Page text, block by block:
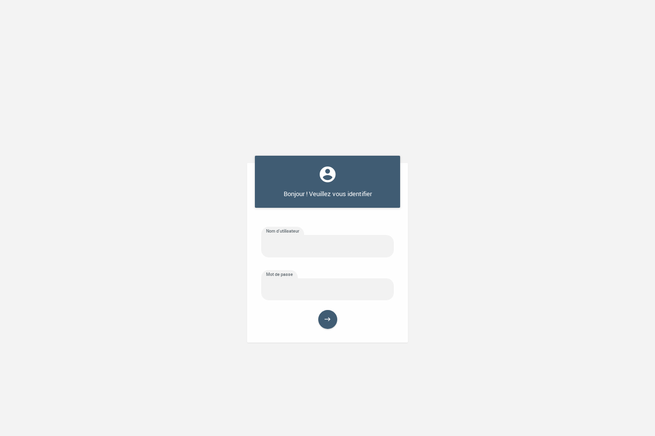
Bonjour ! Veuillez vous identifier
Nom d'utilisateur
Mot de passe